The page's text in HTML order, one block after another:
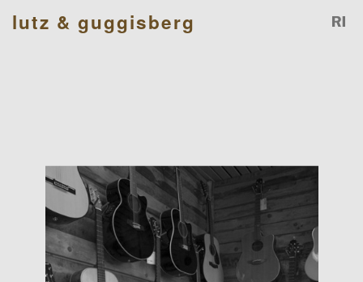
lutz & guggisberg